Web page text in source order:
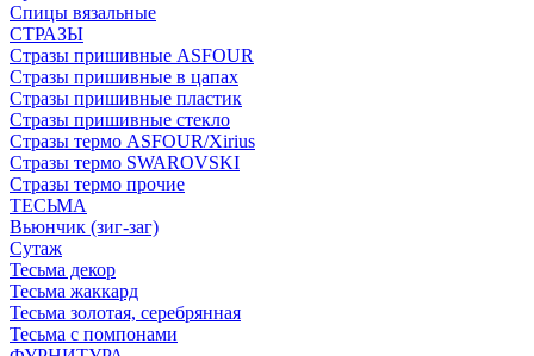
Спицы вязальные
СТРАЗЫ
Стразы пришивные ASFOUR
Стразы пришивные в цапах
Стразы пришивные пластик
Стразы пришивные стекло
Стразы термо ASFOUR/Xirius
Стразы термо SWAROVSKI
Стразы термо прочие
ТЕСЬМА
Вьюнчик (зиг-заг)
Сутаж
Тесьма декор
Тесьма жаккард
Тесьма золотая, серебрянная
Тесьма с помпонами